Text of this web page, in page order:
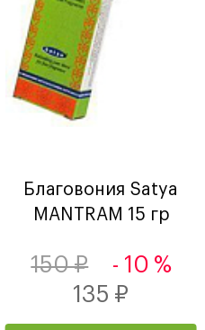
Благовония Satya
MANTRAM 15 гр
150 ₽
- 10 %
135 ₽